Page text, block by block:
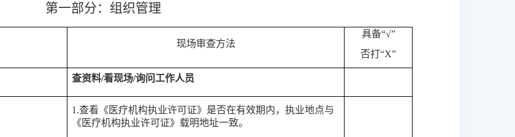
第一部分：组织管理
现场审查方法
具备“√”
否打“X”
查资料/看现场/询问工作人员
1 .查看《医疗机构执业许可证》是否在有效期内，执业地点与
《医疗机构执业许可证》载明地址一致。